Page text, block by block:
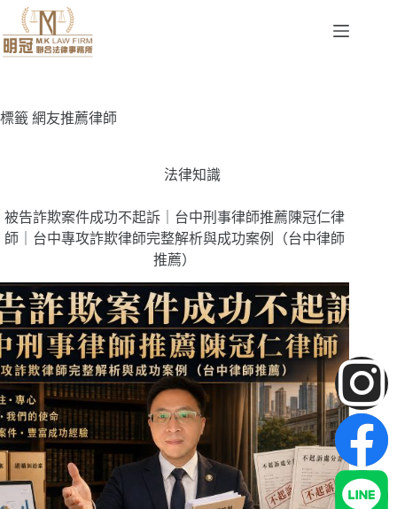
標籤 網友推薦律師
法律知識
被告詐欺案件成功不起訴｜台中刑事律師推薦陳冠仁律
師｜台中專攻詐欺律師完整解析與成功案例（台中律師
推薦）